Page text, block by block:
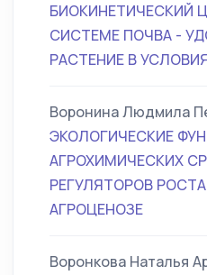
БИОКИНЕТИЧЕСКИЙ
СИСТЕМЕ ПОЧВА -
РАСТЕНИЕ В
Воронина Людмила
ЭКОЛОГИЧЕСКИЕ
АГРОХИМИЧЕСКИХ
РЕГУЛЯТОРОВ
АГРОЦЕНОЗЕ
Воронкова Наталья